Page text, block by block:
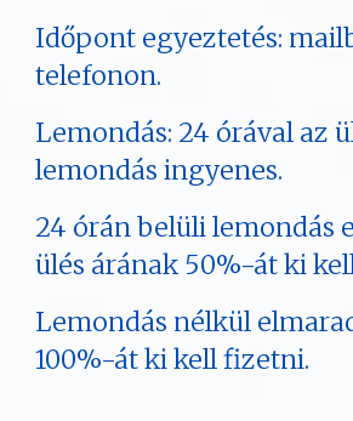
Időpont egyeztetés:
telefonon.
Lemondás: 24 órával az
lemondás ingyenes.
24 órán belüli lemondás
ülés árának 50%-át ki
Lemondás nélkül
100%-át ki kell fizetni.